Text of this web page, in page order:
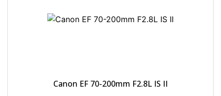
Canon EF 70-200mm F2.8L IS II